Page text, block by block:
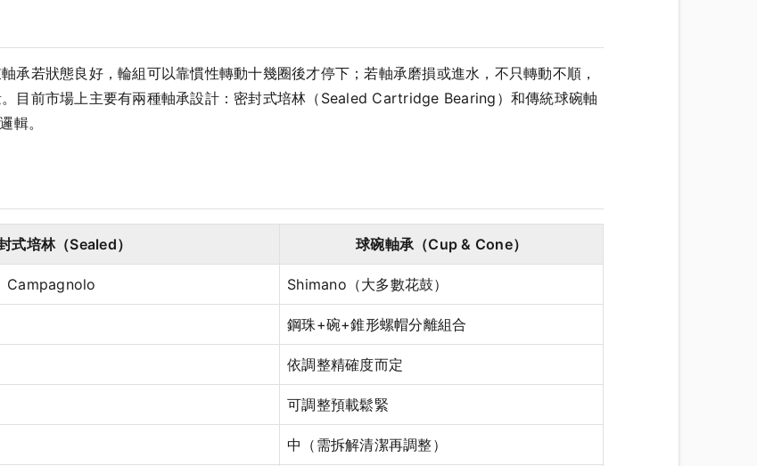
承若狀態良好，輪組可以靠慣性轉動十幾圈後才停下；若軸承磨損或進水，不只轉動不順，
目前市場上主要有兩種軸承設計：密封式培林（Sealed Cartridge Bearing）和傳統球碗軸
輯。
式培林（Sealed） 球碗軸承（Cup & Cone）
Campagnolo Shimano（大多數花鼓）
鋼珠+碗+錐形螺帽分離組合
依調整精確度而定
可調整預載鬆緊
中（需拆解清潔再調整）